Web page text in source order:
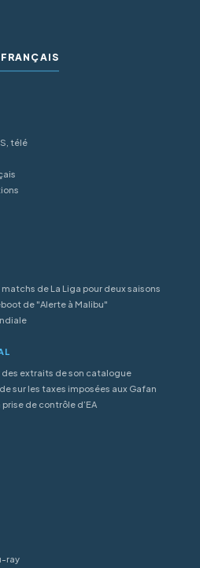
télé
de La Liga pour deux saisons
de "Alerte à Malibu"
des extraits de son catalogue
sur les taxes imposées aux Gafan
prise de contrôle d’EA
ray